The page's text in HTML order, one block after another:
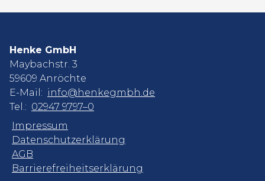
Henke GmbH
Maybachstr. 3
59609 Anröchte
E-Mail: info@henkegmbh.de
Tel.: 02947 9797–0
Impressum
Datenschutzerklärung
AGB
Barrierefreiheitserklärung